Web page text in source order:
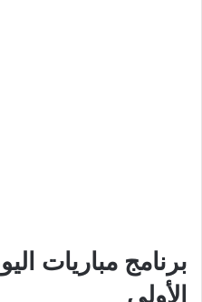
برنامج مباريات
الأولى